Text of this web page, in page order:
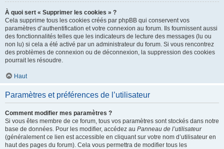
À quoi sert « Supprimer les cookies » ?
Cela supprime tous les cookies créés par phpBB qui conservent vos
paramètres d’authentification et votre connexion au forum. Ils fournissent aussi
des fonctionnalités telles que les indicateurs de lecture des messages (lu ou
non lu) si cela a été activé par un administrateur du forum. Si vous rencontrez
des problèmes de connexion ou de déconnexion, la suppression des cookies
pourrait les résoudre.
Haut
Paramètres et préférences de l’utilisateur
Comment modifier mes paramètres ?
Si vous êtes membre de ce forum, tous vos paramètres sont stockés dans notre
base de données. Pour les modifier, accédez au Panneau de l’utilisateur
(généralement ce lien est accessible en cliquant sur votre nom d’utilisateur en
haut des pages du forum). Cela vous permettra de modifier tous les